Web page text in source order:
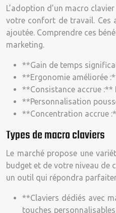
L’adoption d’un macro
votre confort de travail. Ces
ajoutée. Comprendre ces
marketing.
**Gain de temps
**Ergonomie améliorée
**Consistance accrue :**
**Personnalisation
**Concentration accrue
Types de macro claviers
Le marché propose une
budget et de votre niveau de
un outil qui répondra
**Claviers dédiés avec
touches